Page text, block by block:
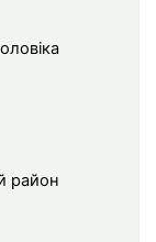
район